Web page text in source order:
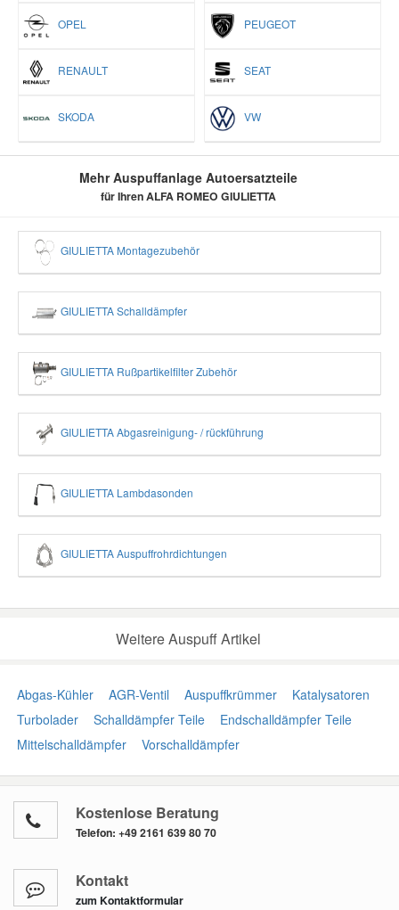
OPEL PEUGEOT
RENAULT SEAT
SKODA VW
Mehr Auspuffanlage Autoersatzteile
für Ihren ALFA ROMEO GIULIETTA
GIULIETTA Montagezubehör
GIULIETTA Schalldämpfer
GIULIETTA Rußpartikelfilter Zubehör
GIULIETTA Abgasreinigung- / rückführung
GIULIETTA Lambdasonden
GIULIETTA Auspuffrohrdichtungen
Weitere Auspuff Artikel
Abgas-Kühler AGR-Ventil Auspuffkrümmer
Katalysatoren
Turbolader
Schalldämpfer Teile
Endschalldämpfer Teile
Mittelschalldämpfer
Vorschalldämpfer
Kostenlose Beratung
Telefon: +49 2161 639 80 70
Kontakt
zum Kontaktformular